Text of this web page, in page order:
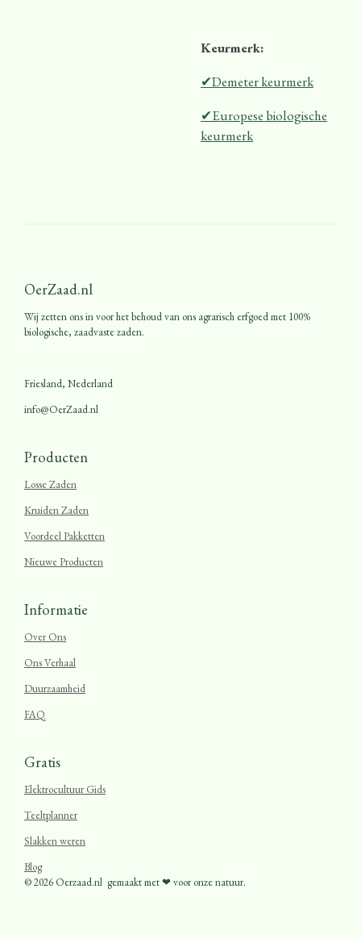
Keurmerk:
✔Demeter keurmerk
✔Europese biologische
keurmerk
OerZaad.nl
Wij zetten ons in voor het behoud van ons agrarisch erfgoed met 100%
biologische, zaadvaste zaden.
Friesland, Nederland
info@OerZaad.nl
Producten
Losse Zaden
Kruiden Zaden
Voordeel Pakketten
Nieuwe Producten
Informatie
Over Ons
Ons Verhaal
Duurzaamheid
FAQ
Gratis
Elektrocultuur Gids
Teeltplanner
Slakken weren
Blog
© 2026 Oerzaad.nl gemaakt met ❤ voor onze natuur.